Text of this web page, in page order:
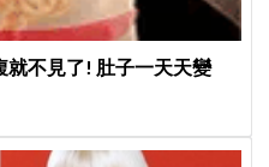
就不見了! 肚子一天天變